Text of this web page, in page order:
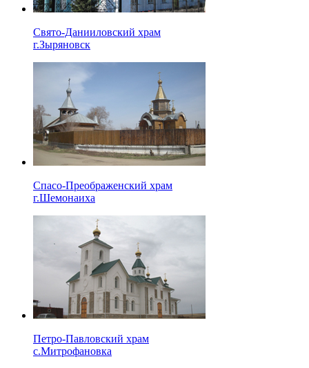
Свято-Данииловский храм
г.Зыряновск
Спасо-Преображенский храм
г.Шемонаиха
Петро-Павловский храм
с.Митрофановка